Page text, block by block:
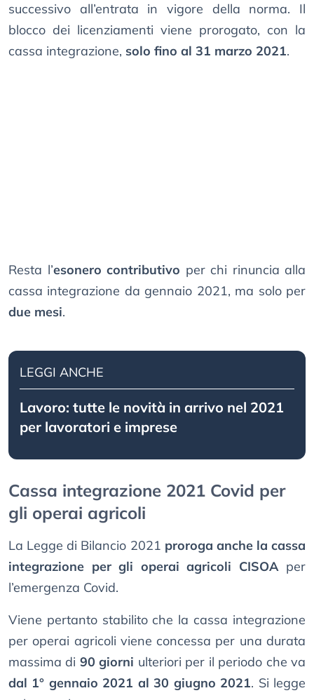
successivo all’entrata in vigore della norma. Il
blocco dei licenziamenti viene prorogato, con la
cassa integrazione, solo fino al 31 marzo 2021.
Resta l’esonero contributivo per chi rinuncia alla
cassa integrazione da gennaio 2021, ma solo per
due mesi.
LEGGI ANCHE
Lavoro: tutte le novità in arrivo nel 2021
per lavoratori e imprese
Cassa integrazione 2021 Covid per
gli operai agricoli
La Legge di Bilancio 2021 proroga anche la cassa
integrazione per gli operai agricoli CISOAper
l’emergenza Covid.
Viene pertanto stabilito che la cassa integrazione
per operai agricoli viene concessa per una durata
massima di 90 giorni ulteriori per il periodo che va
dal 1° gennaio 2021 al 30 giugno 2021. Si legge